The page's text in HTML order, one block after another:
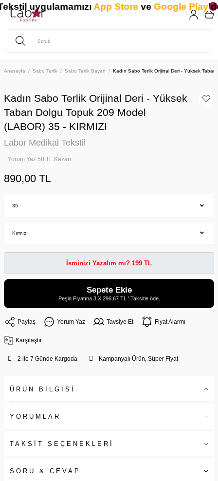
Anasayfa Sabo Terlik Sabo Terlik Bayan Kadın Sabo Terlik Orijinal Deri - Yüksek
Kadın Sabo Terlik Orijinal Deri - Yüksek
Taban Dolgu Topuk 209 Model
(LABOR) 35 - KIRMIZI
Labor Medikal Tekstil
Yorum Yaz 50 TL Kazan
890,00 TL
İsminizi Yazalım mı? 199 TL
Sepete Ekle
Peşin Fiyatına 3 X 296,67 TL ' Taksitle öde.
Paylaş Yorum Yaz Tavsiye Et Fiyat Alarmı
Karşılaştır
2 ile 7 Günde Kargoda Kampanyalı Ürün, Süper Fiyat
ÜRÜN BİLGİSİ
YORUMLAR
TAKSİT SEÇENEKLERİ
SORU & CEVAP
uygulamamızıApp StoreveGoogle Play